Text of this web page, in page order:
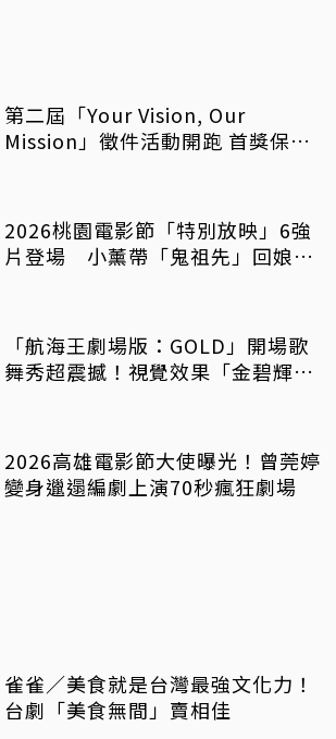
第二屆「Your Vision, Our
Mission」徵件活動開跑 首獎保證
2026桃園電影節「特別放映」6強
片登場 小薰帶「鬼祖先」回娘
「航海王劇場版：GOLD」開場歌
舞秀超震撼！視覺效果「金碧輝
2026高雄電影節大使曝光！曾莞婷
變身邋遢編劇上演70秒瘋狂劇場
雀雀／美食就是台灣最強文化力！
台劇「美食無間」賣相佳